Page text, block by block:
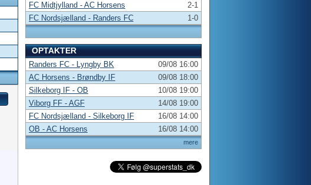
FC Midtjylland - AC Horsens
2-1
FC Nordsjælland - Randers FC
1-0
OPTAKTER
mere
Randers FC - Lyngby BK
09/08 16:00
AC Horsens - Brøndby IF
09/08 18:00
Silkeborg IF - OB
10/08 19:00
Viborg FF - AGF
14/08 19:00
FC Nordsjælland - Silkeborg IF
16/08 14:00
OB - AC Horsens
16/08 14:00